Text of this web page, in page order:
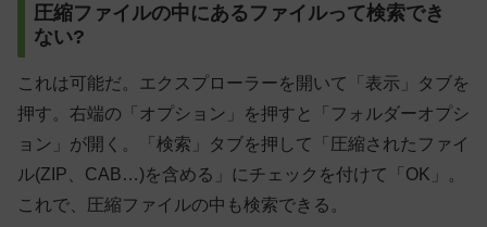
圧縮ファイルの中にあるファイルって検索でき
ない?
これは可能だ。エクスプローラーを開いて「表示」タブを
押す。右端の「オプション」を押すと「フォルダーオプシ
ョン」が開く。「検索」タブを押して「圧縮されたファイ
ル(ZIP、CAB…)を含める」にチェックを付けて「OK」。
これで、圧縮ファイルの中も検索できる。